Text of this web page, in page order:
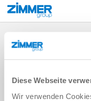
Diese Webseite
Wir verwenden
시작 서비스 및 연락처
가이드 유형
프로파일 레일 가이드